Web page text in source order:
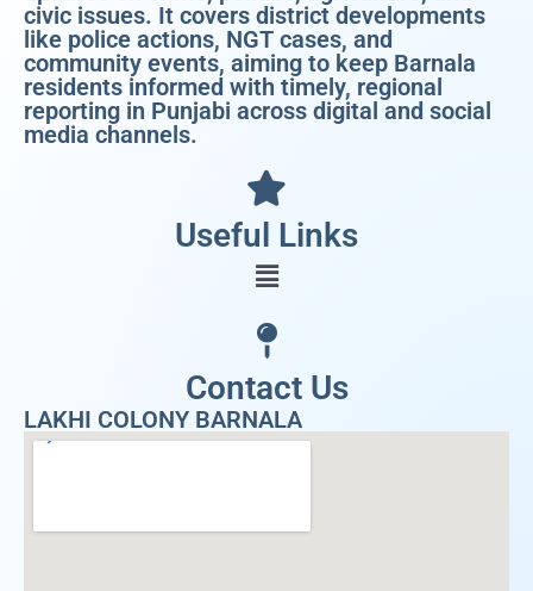
civic issues. It covers district developments
like police actions, NGT cases, and
community events, aiming to keep Barnala
residents informed with timely, regional
reporting in Punjabi across digital and social
media channels.
Useful Links
Contact Us
LAKHI COLONY BARNALA